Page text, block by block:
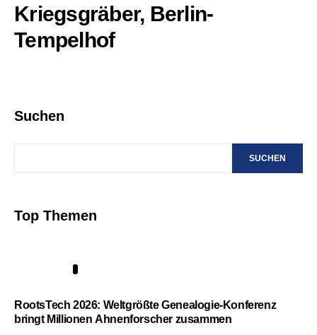
Kriegsgräber, Berlin-
Tempelhof
Suchen
SUCHEN
Top Themen
RootsTech 2026: Weltgrößte Genealogie-Konferenz
bringt Millionen Ahnenforscher zusammen